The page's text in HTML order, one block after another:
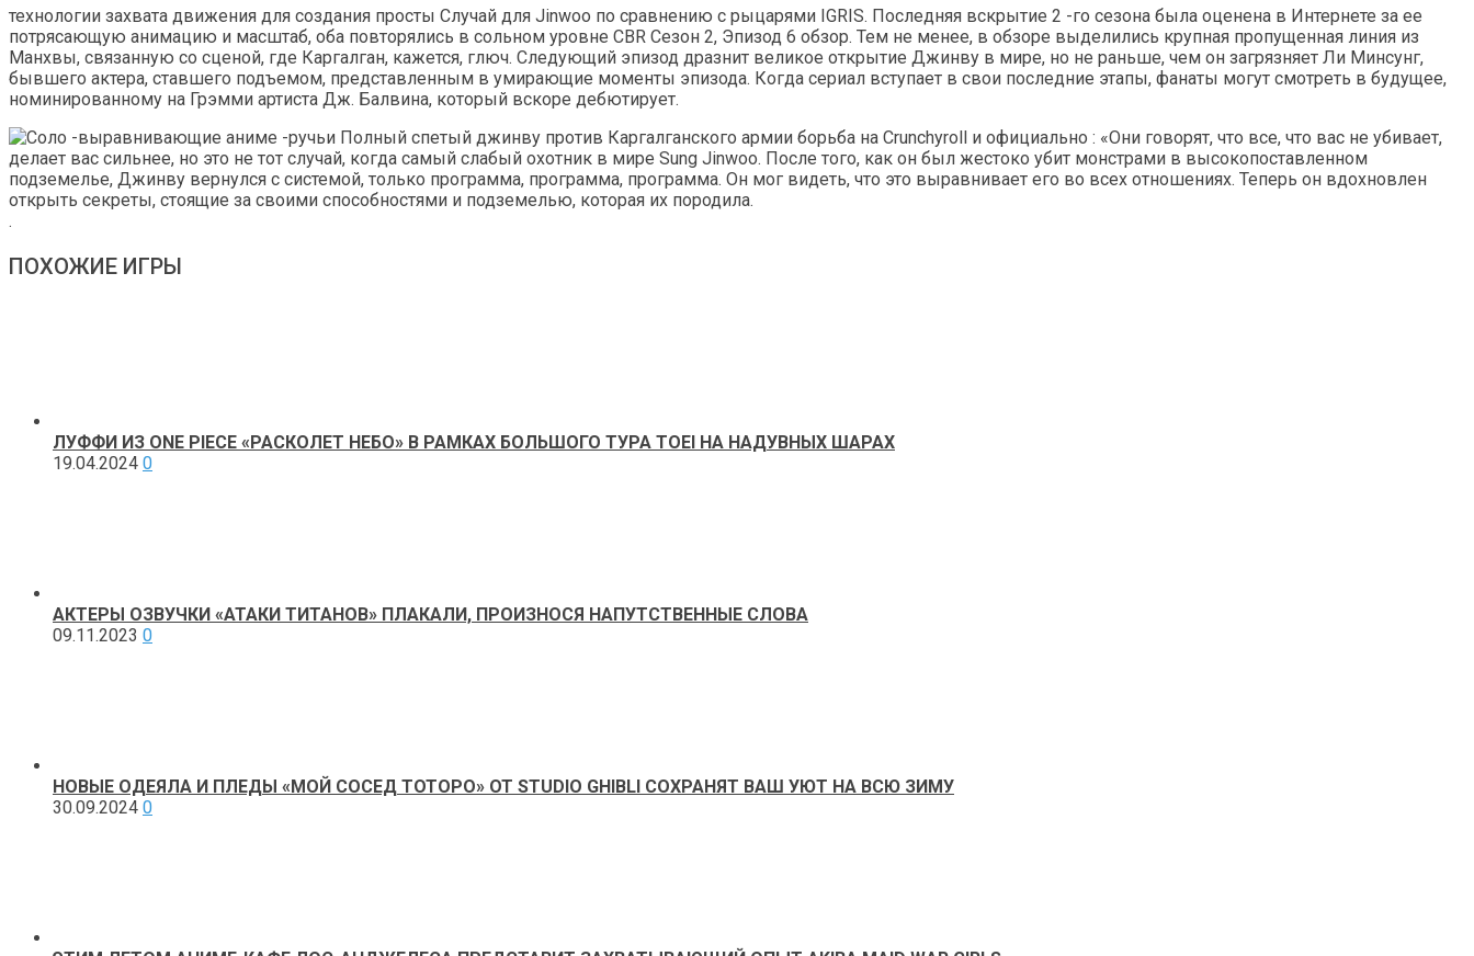
технологии захвата движения для создания просты Случай для Jinwoo по сравнению с рыцарями IGRIS. Последняя вскрытие 2 -го сезона была оценена в Интернете за ее
потрясающую анимацию и масштаб, оба повторялись в сольном уровне CBR Сезон 2, Эпизод 6 обзор. Тем не менее, в обзоре выделились крупная пропущенная линия из
Манхвы, связанную со сценой, где Каргалган, кажется, глюч. Следующий эпизод дразнит великое открытие Джинву в мире, но не раньше, чем он загрязняет Ли Минсунг,
бывшего актера, ставшего подъемом, представленным в умирающие моменты эпизода. Когда сериал вступает в свои последние этапы, фанаты могут смотреть в будущее,
номинированному на Грэмми артиста Дж. Балвина, который вскоре дебютирует.
.
ПОХОЖИЕ ИГРЫ
ЛУФФИ ИЗ ONE PIECE «РАСКОЛЕТ НЕБО» В РАМКАХ БОЛЬШОГО ТУРА TOEI НА НАДУВНЫХ ШАРАХ
19.04.2024 0
АКТЕРЫ ОЗВУЧКИ «АТАКИ ТИТАНОВ» ПЛАКАЛИ, ПРОИЗНОСЯ НАПУТСТВЕННЫЕ СЛОВА
09.11.2023 0
НОВЫЕ ОДЕЯЛА И ПЛЕДЫ «МОЙ СОСЕД ТОТОРО» ОТ STUDIO GHIBLI СОХРАНЯТ ВАШ УЮТ НА ВСЮ ЗИМУ
30.09.2024 0